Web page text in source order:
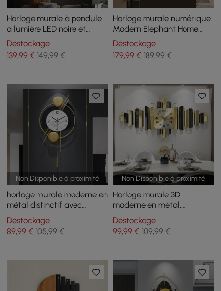
Horloge murale à pendule
à lumière LED noire et
dorée en métal Horloge
murale silencieuse
Déstockage
139,99 € 149,99 €
Horloge murale numérique
Modern Elephant Home
Decor avec LED
Déstockage
179,99€ 189,99 €
Non Disponible à proximité
horloge murale moderne en
métal distinctif avec
pendule en or
Déstockage
89,99 € 105,99 €
Non Disponible à proximité
Horloge murale 3D
moderne en métal,
décoration murale
géométrique pour la
maison, en noir et or, pour
Déstockage
99,99€ 109,99 €